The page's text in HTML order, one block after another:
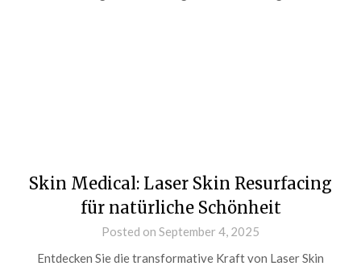
Skin Medical: Laser Skin Resurfacing
für natürliche Schönheit
Posted on September 4, 2025
Entdecken Sie die transformative Kraft von Laser Skin